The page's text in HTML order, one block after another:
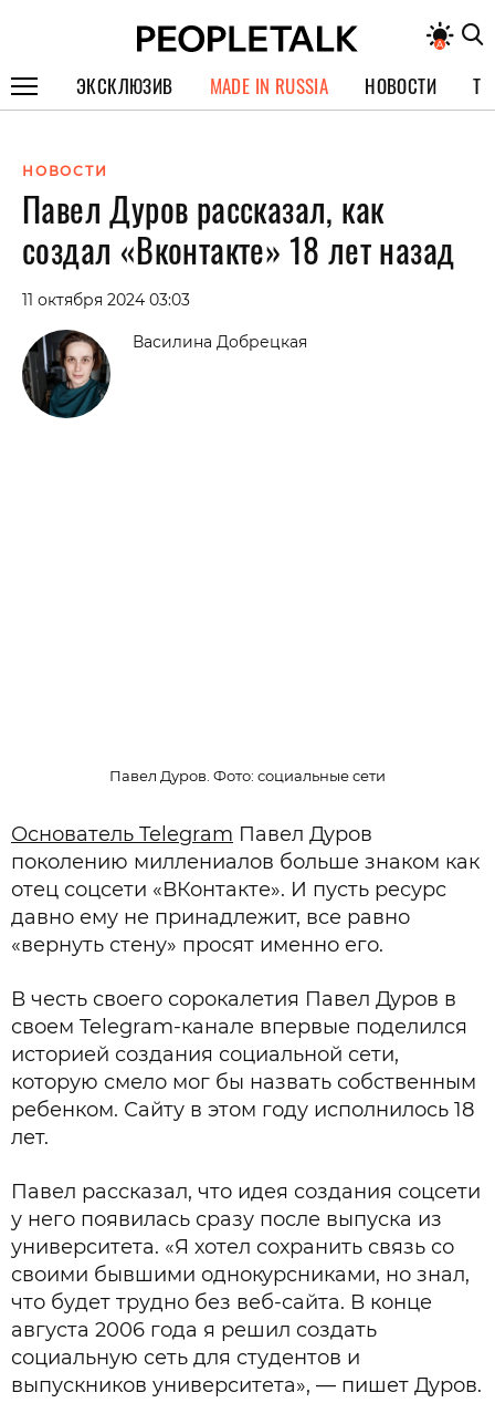
ЭКСКЛЮЗИВ
СПЕЦПРОЕКТЫ
ИНТЕРВЬЮ
ПОКОЛЕНИЕ
MADE IN RUSSIA НОВОСТИ
НОВОСТИ
Павел Дуров рассказал, как
создал «Вконтакте» 18 лет назад
11 октября 2024 03:03
Василина Добрецкая
Павел Дуров. Фото: социальные сети
Основатель Telegram Павел Дуров
поколению миллениалов больше знаком как
отец соцсети «ВКонтакте». И пусть ресурс
давно ему не принадлежит, все равно
«вернуть стену» просят именно его.
В честь своего сорокалетия Павел Дуров в
своем Telegram-канале впервые поделился
историей создания социальной сети,
которую смело мог бы назвать собственным
ребенком. Сайту в этом году исполнилось 18
лет.
Павел рассказал, что идея создания соцсети
у него появилась сразу после выпуска из
университета. «Я хотел сохранить связь со
своими бывшими однокурсниками, но знал,
что будет трудно без веб-сайта. В конце
августа 2006 года я решил создать
социальную сеть для студентов и
выпускников университета», — пишет Дуров.